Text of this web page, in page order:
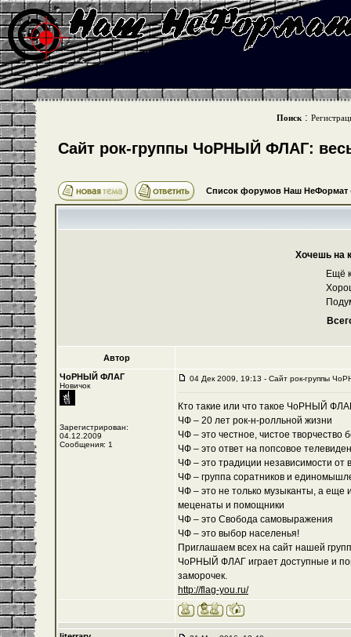
Поиск :
Cайт рок-группы ЧоРНЫЙ ФЛАГ:
Список форумов Наш НеФормат
Хочешь на
Ещё
Автор
ЧоРНЫЙ ФЛАГ
Новичок
Зарегистрирован:
04.12.2009
Сообщения: 1
04 Дек 2009, 19:13 - Cайт рок-группы
Кто такие или что такое ЧоРНЫЙ
ЧФ – 20 лет рок-н-ролльной жизни
ЧФ – это честное, чистое творчество
ЧФ – это ответ на попсовое
ЧФ – это традиции независимости
ЧФ – группа соратников и
ЧФ – это не только музыканты, а еще
меценаты и помощники
ЧФ – это Свобода самовыражения
ЧФ – это выбор населенья!
Приглашаем всех на сайт нашей
ЧоРНЫЙ ФЛАГ играет доступные и
заморочек.
http://flag-you.ru/